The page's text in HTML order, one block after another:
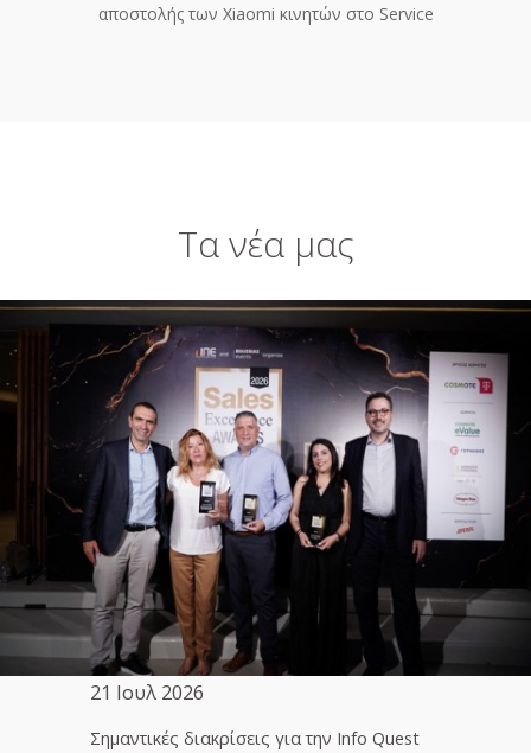
αποστολής των Xiaomi κινητών στο Service
Τα νέα μας
21 Ιουλ 2026
Σημαντικές διακρίσεις για την Info Quest